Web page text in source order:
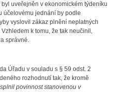
uveřejněn v ekonomickém týdeníku
účelovému jednání by podle
vyslovil zákaz plnění neplatných
k tomu, že tak neučinil,
správné.
Úřadu v souladu s § 59 odst. 2
rozhodnutí tak, že kromě
povinnost stanovenou v